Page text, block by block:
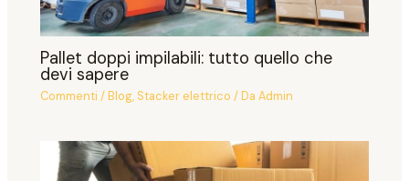
Pallet doppi impilabili: tutto quello che
devi sapere
Commenti /Blog, Stacker elettrico / DaAdmin